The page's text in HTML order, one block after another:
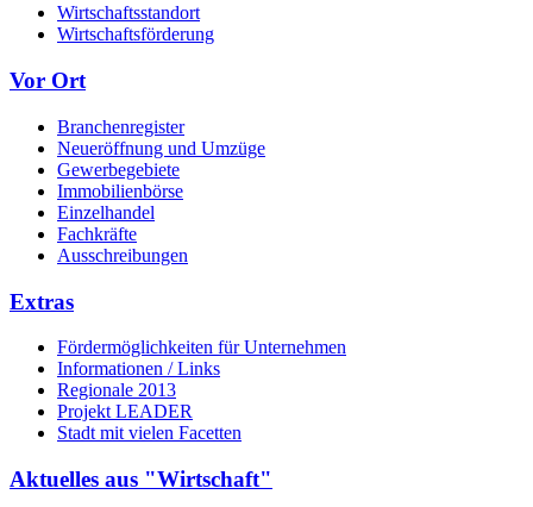
Wirtschaftsstandort
Wirtschaftsförderung
Vor Ort
Branchenregister
Neueröffnung und Umzüge
Gewerbegebiete
Immobilienbörse
Einzelhandel
Fachkräfte
Ausschreibungen
Extras
Fördermöglichkeiten für Unternehmen
Informationen / Links
Regionale 2013
Projekt LEADER
Stadt mit vielen Facetten
Aktuelles aus "Wirtschaft"